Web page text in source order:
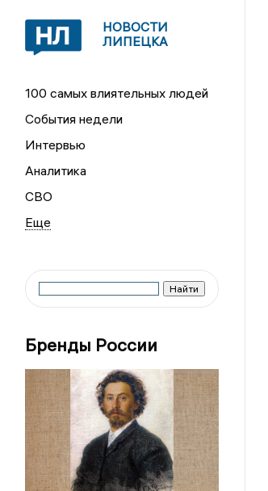
НОВОСТИ
ЛИПЕЦКА
100 самых влиятельных людей
События недели
Интервью
Аналитика
СВО
Бренды России